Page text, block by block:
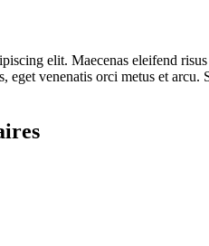
elit. Maecenas eleifend
eget venenatis orci metus et